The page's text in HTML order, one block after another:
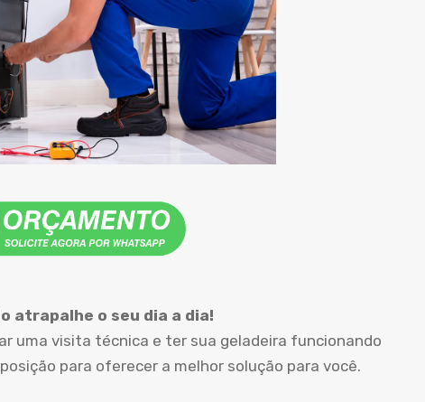
atrapalhe o seu dia a dia!
uma visita técnica e ter sua geladeira funcionando
para oferecer a melhor solução para você.